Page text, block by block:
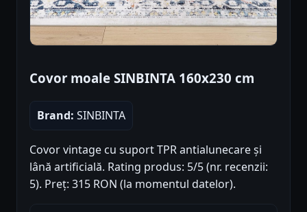
Covor moale SINBINTA 160x230 cm
Brand: SINBINTA
Covor vintage cu suport TPR antialunecare și
lână artificială. Rating produs: 5/5 (nr. recenzii:
5). Preț: 315 RON (la momentul datelor).